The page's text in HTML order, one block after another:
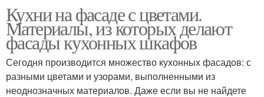
Кухни на фасаде с цветами.
Материалы, из которых делают
фасады кухонных шкафов
Сегодня производится множество кухонных фасадов: с
разными цветами и узорами, выполненными из
неоднозначных материалов. Даже если вы не найдете